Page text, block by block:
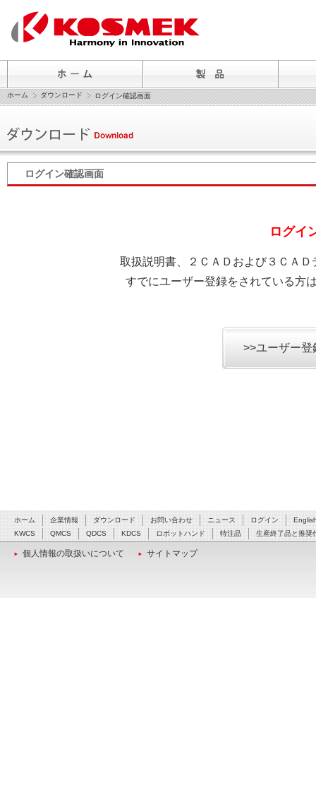
ホーム ダウンロード ログイン確認画面
ログイン確認画面
ログイ
取扱説明書、２ＣＡＤおよび３ＣＡ
すでにユーザー登録をされている方
>>ユーザー
ホーム 企業情報 ダウンロード お問い合わせ ニュース ログイン
KWCS
QMCS QDCS KDCS ロボットハンド 特注品 生産終了品と推奨
個人情報の取扱いについて サイトマップ